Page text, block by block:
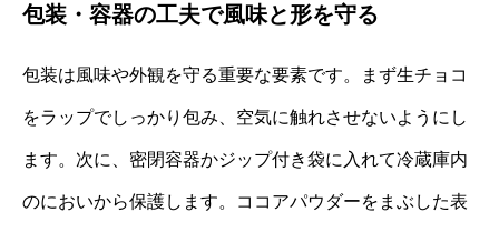
包装・容器の工夫で風味と形を守る
包装は風味や外観を守る重要な要素です。まず生チョコ
をラップでしっかり包み、空気に触れさせないようにし
ます。次に、密閉容器かジップ付き袋に入れて冷蔵庫内
のにおいから保護します。ココアパウダーをまぶした表